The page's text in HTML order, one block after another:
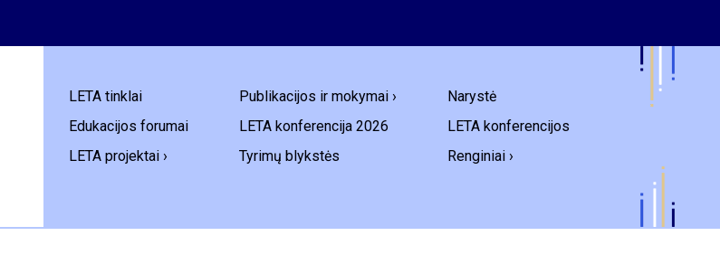
LETA tinklai
Edukacijos forumai
LETA projektai ›
Publikacijos ir mokymai ›
LETA konferencija 2026
Tyrimų blykstės
Narystė
LETA konferencijos
Renginiai ›